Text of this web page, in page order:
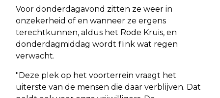
Voor donderdagavond zitten ze weer in
onzekerheid of en wanneer ze ergens
terechtkunnen, aldus het Rode Kruis, en
donderdagmiddag wordt flink wat regen
verwacht.
"Deze plek op het voorterrein vraagt het
uiterste van de mensen die daar verblijven. Dat